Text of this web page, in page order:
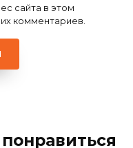
сайта в этом
комментариев.